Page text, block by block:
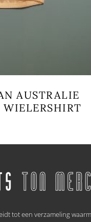
AUSTRALIE
WIELERSHIRT
optie
kan
op tot een verzameling